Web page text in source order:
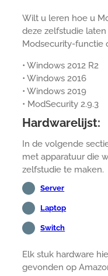
Wilt u leren hoe u
deze zelfstudie
Modsecurity-functie
• Windows 2012 R2
• Windows 2016
• Windows 2019
• ModSecurity 2.9.3
Hardwarelijst:
In de volgende
met apparatuur die
zelfstudie te maken.
Server
Laptop
Switch
Elk stuk hardware
gevonden op